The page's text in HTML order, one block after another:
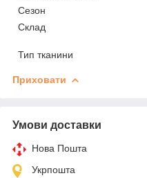
Сезон
Склад
Тип тканини
Приховати
Умови доставки
Нова Пошта
Укрпошта